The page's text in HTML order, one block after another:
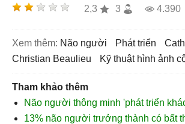
2,3 3 4.390
Xem thêm: não người phát triển
Christian Beaulieu
kỹ thuật hình ảnh
Tham khảo thêm
Não người thông minh 'phát triển
13% não người trưởng thành có bất